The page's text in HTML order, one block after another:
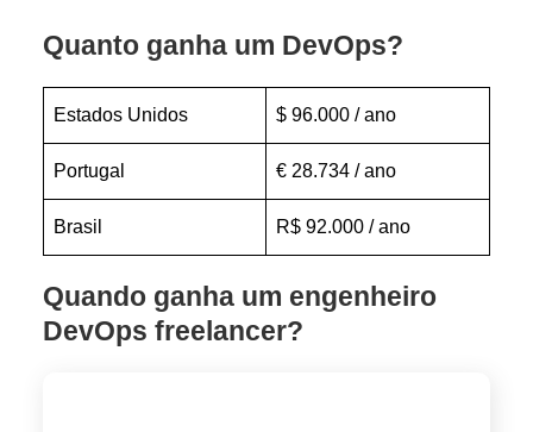
Quanto ganha um DevOps?
Estados Unidos $ 96.000 / ano
Portugal € 28.734 / ano
Brasil R$ 92.000 / ano
Quando ganha um engenheiro
DevOps freelancer?